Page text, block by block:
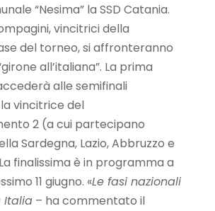
“Nesima” la SSD Catania.
vincitrici della
del torneo, si affronteranno
all’italiana”. La prima
alle semifinali
vincitrice del
2 (a cui partecipano
Sardegna, Lazio, Abbruzzo e
finalissima è in programma a
11 giugno. «Le fasi nazionali
Italia– ha commentato il